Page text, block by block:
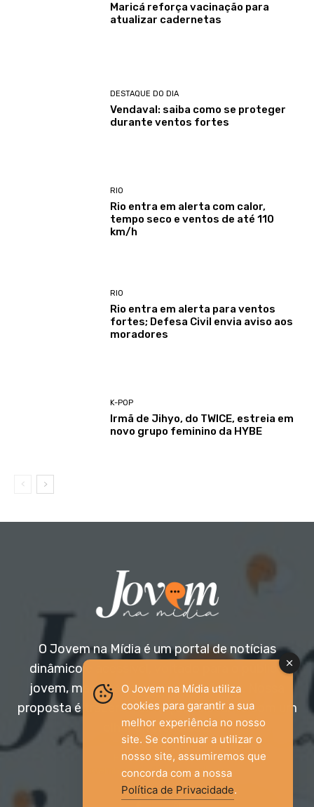
Maricá reforça vacinação para
atualizar cadernetas
DESTAQUE DO DIA
Vendaval: saiba como se proteger
durante ventos fortes
RIO
Rio entra em alerta com calor,
tempo seco e ventos de até 110
km/h
RIO
Rio entra em alerta para ventos
fortes; Defesa Civil envia aviso aos
moradores
K-POP
Irmã de Jihyo, do TWICE, estreia em
novo grupo feminino da HYBE
O Jovem na Mídia é um portal de notícias
dinâmico e acessível, voltado para o público
jovem, mas aberto a todas as idades. Nossa
proposta é trazer informação relevante com um
olhar diferenciado.
Entre em contato:
jovemnamidia2017@gmail.com
O Jovem na Mídia utiliza
cookies para garantir a sua
melhor experiência no nosso
site. Se continuar a utilizar o
nosso site, assumiremos que
concorda com a nossa
Política de Privacidade.